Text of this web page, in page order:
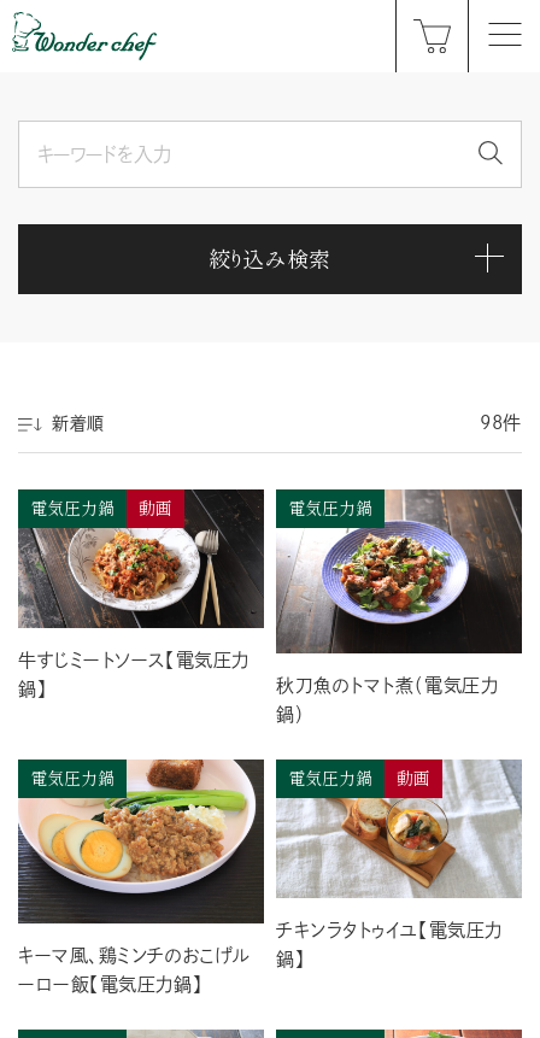
絞り込み検索
新着順 98件
電気圧力鍋 動画
牛すじミートソース【電気圧力
鍋】
電気圧力鍋
秋刀魚のトマト煮（電気圧力
鍋）
電気圧力鍋
キーマ風、鶏ミンチのおこげル
ーロー飯【電気圧力鍋】
電気圧力鍋 動画
チキンラタトゥイユ【電気圧力
鍋】